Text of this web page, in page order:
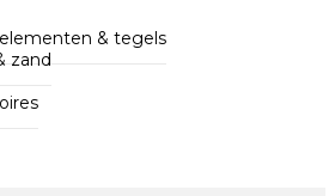
& tegels
zand